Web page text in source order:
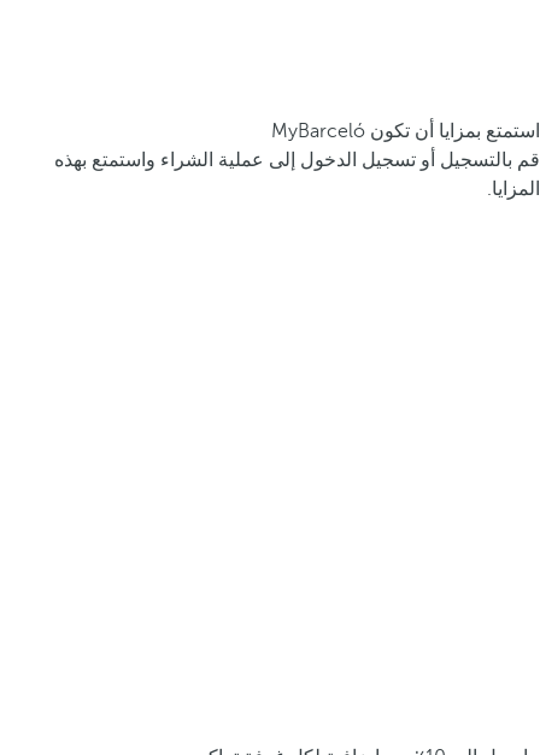
استمتع بمزايا أن تكون MyBarceló
قم بالتسجيل أو تسجيل الدخول إلى عملية الشراء واستمتع بهذه
المزايا.